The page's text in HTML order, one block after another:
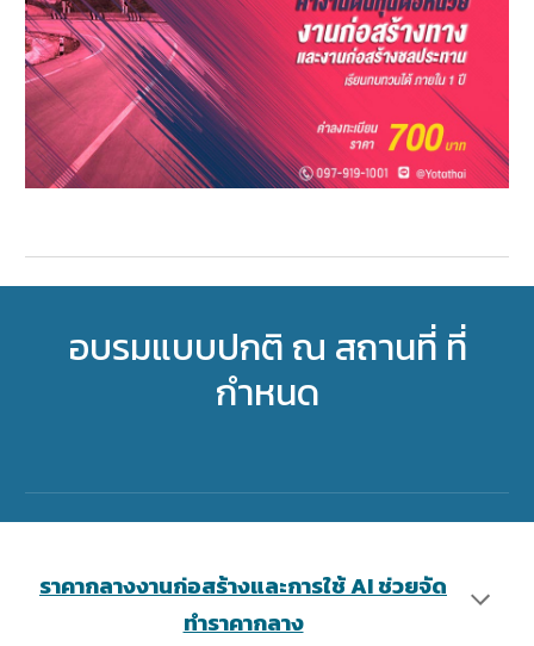
อบรมแบบปกติ ณ สถานที่ ที่
กำหนด
ราคากลางงานก่อสร้างและการใช้ AI ช่วยจัด
ทำราคากลาง